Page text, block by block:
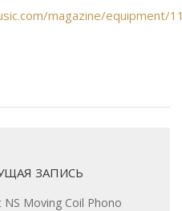
magazine/equipment/
ЗАПИСЬ
NS Moving Coil Phono